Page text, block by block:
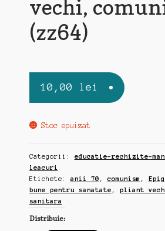
vechi,
(zz64)
10,00 lei
Stoc epuizat
Categorii: educatie-rechizite-
leacuri
Etichete:anii 70 ,comunism ,
bune pentru sanatate , pliant
sanitara
Distribuie: